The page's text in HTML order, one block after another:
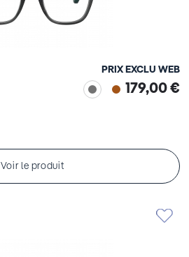
PRIX EXCLU WEB
179,00 €
Voir le produit